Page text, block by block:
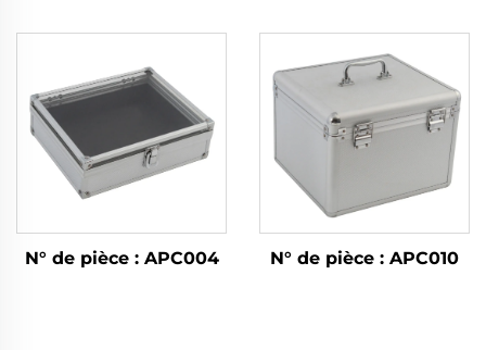
N° de pièce : APC004 N° de pièce : APC010